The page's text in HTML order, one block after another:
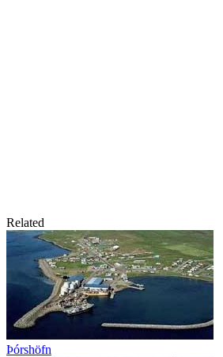
Related
Þórshöfn